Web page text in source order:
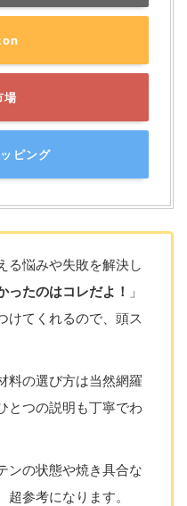
場
ピング
る悩みや失敗を解決し
ったのはコレだよ！ 」
けてくれるので、頭ス
料の選び方は当然網羅
とつの説明も丁寧でわ
ンの状態や焼き具合な
参考になります。